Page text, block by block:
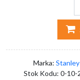
Marka: Stanley
Stok Kodu: 0-10-